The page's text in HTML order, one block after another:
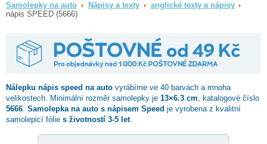
Samolepky na auto Nápisy a texty
anglické texty a nápisy
nápis SPEED (5666)
Nálepku nápis speed na auto vyrábíme ve 40 barvách a mnoha
velikostech. Minimální rozměr samolepky je 13×6.3 cm , katalogové číslo
5666 Samolepka na auto s nápisem Speed je vyrobena z kvalitní
samolepicí fólie s životností 3-5 let.